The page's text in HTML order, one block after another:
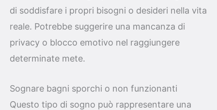
di soddisfare i propri bisogni o desideri nella vita
reale. Potrebbe suggerire una mancanza di
privacy o blocco emotivo nel raggiungere
determinate mete.
Sognare bagni sporchi o non funzionanti
Questo tipo di sogno può rappresentare una